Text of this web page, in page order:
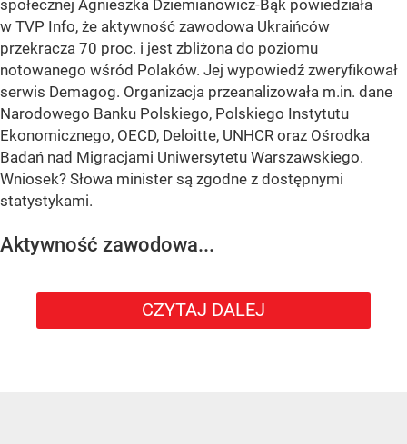
społecznej Agnieszka Dziemianowicz-Bąk powiedziała
w TVP Info, że aktywność zawodowa Ukraińców
przekracza 70 proc. i jest zbliżona do poziomu
notowanego wśród Polaków. Jej wypowiedź zweryfikował
serwis Demagog. Organizacja przeanalizowała m.in. dane
Narodowego Banku Polskiego, Polskiego Instytutu
Ekonomicznego, OECD, Deloitte, UNHCR oraz Ośrodka
Badań nad Migracjami Uniwersytetu Warszawskiego.
Wniosek? Słowa minister są zgodne z dostępnymi
statystykami.
Aktywność zawodowa...
CZYTAJ DALEJ